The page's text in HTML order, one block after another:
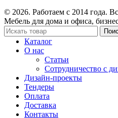
© 2026. Работаем с 2014 года.
Мебель для дома и офиса,
Каталог
О нас
Статьи
Сотрудничество с
Дизайн-проекты
Тендеры
Оплата
Доставка
Контакты